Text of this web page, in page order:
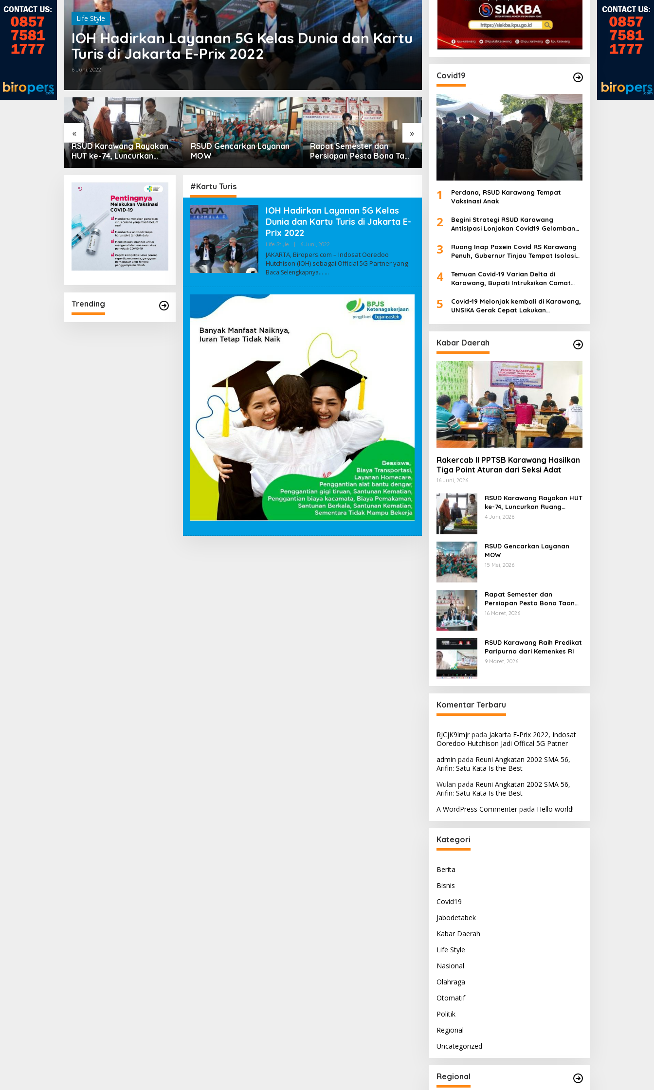
Life Style
IOH Hadirkan Layanan 5G Kelas Dunia dan Kartu
Turis di Jakarta E-Prix 2022
6 Juni, 2022
« »
RSUD Karawang Rayakan
HUT ke-74, Luncurkan
Ruang Rawat Inap PEDES
Pelayanan Kesehatan
RSUD Gencarkan Layanan
MOW
Rapat Semester dan
Persiapan Pesta Bona Taon
2026 PPTSB Cabang
RSUD Karawang Raih
Predikat Paripurna dari
Kemenkes RI
Rakercab II PPTSB
Karawang Hasilkan Tiga
Point Aturan dari Seksi
Adat
Trending
#Kartu Turis
IOH Hadirkan Layanan 5G Kelas
Dunia dan Kartu Turis di Jakarta E-
Prix 2022
Life Style 6 Juni, 2022
E
H
M
JAKARTA, Biropers.com – Indosat Ooredoo
Hutchison (IOH) sebagai Official 5G Partner yang
Baca Selengkapnya…
Covid19
1
Perdana, RSUD Karawang Tempat
Vaksinasi Anak
2
Begini Strategi RSUD Karawang
Antisipasi Lonjakan Covid19 Gelombang
3
Ruang Inap Pasein Covid RS Karawang
Penuh, Gubernur Tinjau Tempat Isolasi
4
Temuan Covid-19 Varian Delta di
Karawang, Bupati Intruksikan Camat
5
Covid-19 Melonjak kembali di Karawang,
UNSIKA Gerak Cepat Lakukan
Kabar Daerah
Rakercab II PPTSB Karawang Hasilkan
Tiga Point Aturan dari Seksi Adat
16 Juni, 2026
RSUD Karawang Rayakan HUT
ke-74, Luncurkan Ruang
Rawat Inap PEDES untuk
4 Juni, 2026
RSUD Gencarkan Layanan
MOW
15 Mei, 2026
Rapat Semester dan
Persiapan Pesta Bona Taon
2026 PPTSB Cabang
16 Maret, 2026
RSUD Karawang Raih Predikat
Paripurna dari Kemenkes RI
9 Maret, 2026
Komentar Terbaru
RJCjK9lmjrpada Jakarta E-Prix 2022, Indosat
Ooredoo Hutchison Jadi Offical 5G Patner
admin pada Reuni Angkatan 2002 SMA 56,
Arifin: Satu Kata Is the Best
Wulan pada Reuni Angkatan 2002 SMA 56,
Arifin: Satu Kata Is the Best
A WordPress Commenterpada Hello world!
Kategori
Berita
Bisnis
Covid19
Jabodetabek
Kabar Daerah
Life Style
Nasional
Olahraga
Otomatif
Politik
Regional
Uncategorized
Regional